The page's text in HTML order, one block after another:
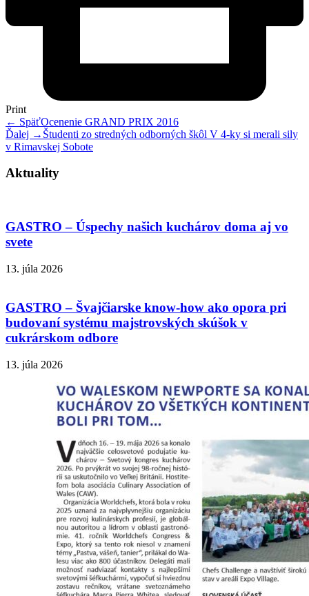
Print
← SpäťOcenenie GRAND PRIX 2016
Ďalej → Študenti zo stredných odborných škôl V 4-ky si merali sily
v Rimavskej Sobote
Aktuality
GASTRO – Úspechy našich kuchárov doma aj vo
svete
13. júla 2026
GASTRO – Švajčiarske know-how ako opora pri
budovaní systému majstrovských skúšok v
cukrárskom odbore
13. júla 2026